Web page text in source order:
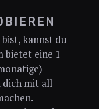
kannst du
bietet eine 1-
dich mit all